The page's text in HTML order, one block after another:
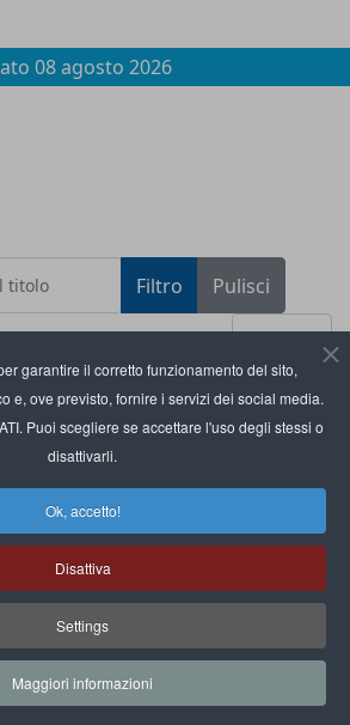
garantire il corretto funzionamento del sito,
e, ove previsto, fornire i servizi dei social media.
Puoi scegliere se accettare l'uso degli stessi o
disattivarli.
Ok, accetto!
Disattiva
Settings
Maggiori informazioni
08 agosto 2026
Filtro
Pulisci
Visualizza #
il marketplace unificato per
AI e customer
Quix
Retail Cloud Pos su Android
per rivoluzionare il